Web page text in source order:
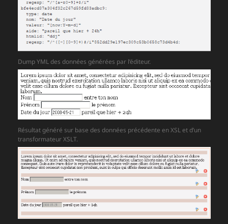
Dump YML des données générées par l’éditeur.
Résultat généré sur base des données précédente en XSL et d’un
transformateur XSLT.